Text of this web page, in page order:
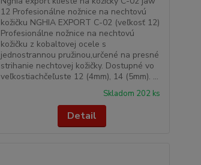
12 Profesionálne nožnice na nechtovú
kožičku NGHIA EXPORT C-02 (veľkosť 12)
Profesionálne nožnice na nechtovú
kožičku z kobaltovej ocele s
jednostrannou pružinou,určené na presné
strihanie nechtovej kožičky. Dostupné vo
veľkostiachčeľuste 12 (4mm), 14 (5mm). ...
Skladom 202 ks
Detail